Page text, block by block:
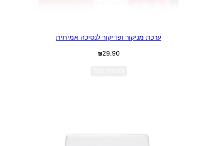
ערכת מניקור ופדיקור לנסיכה אמיתית
₪29.90